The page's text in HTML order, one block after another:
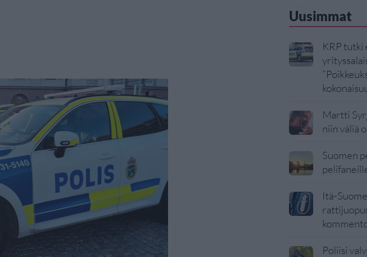
Uusimmat
KRP tutki
Martti
niin väliä
Suomen
Itä-
Poliisi